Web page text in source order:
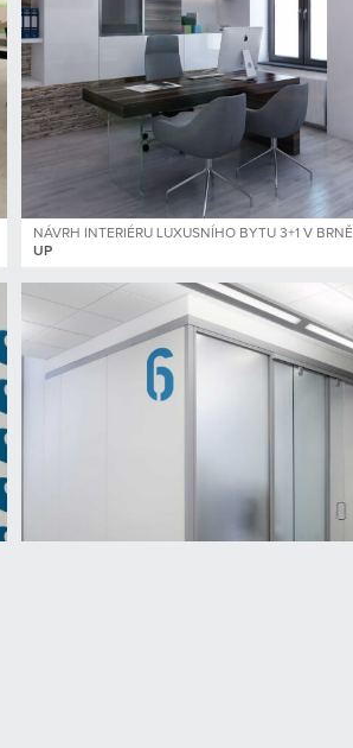
NÁVRH INTERIÉRU LUXUSNÍHO BYTU 3+1 V BRNĚ
UP